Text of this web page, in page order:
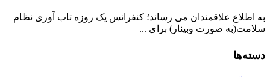
به اطلاع علاقمندان می رساند؛ کنفرانس یک روزه تاب آوری نظام
سلامت(به صورت وبینار) برای ...
دسته‌ها